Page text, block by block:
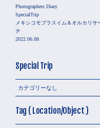
Photographers Diary
SpecialTrip
メキシコモブラスイム＆オルカリサ
チ
2022.06.08
Special Trip
カテゴリーなし
Tag ( Location/Object )